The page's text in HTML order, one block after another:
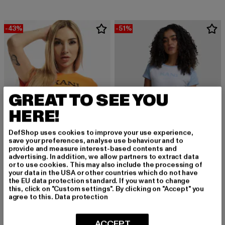
-43%
KARL KANI
Retro Short
17,09 EUR
Derzeitiger Preis: 17,09 EUR
29,99 EURAktionspreis: 29,99 EUR
-51%
KARL KANI
Retro Tiny
17,15 EUR
Derzeitiger Preis: 17,15 EUR
34,99 EURAktionspreis:
GREAT TO SEE YOU
HERE!
DefShop uses cookies to improve your use experience,
save your preferences, analyse use behaviour and to
provide and measure interest-based contents and
advertising. In addition, we allow partners to extract data
or to use cookies. This may also include the processing of
your data in the USA or other countries which do not have
the EU data protection standard. If you want to change
this, click on "Custom settings". By clicking on "Accept" you
agree to this. Data protection